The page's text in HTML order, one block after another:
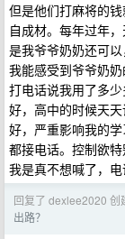
但是他们打麻将的
自成材。每年过年
是我爷爷奶奶还可
我能感受到爷爷奶
打电话说我用了多
好，高中的时候天
好，严重影响我的
都接电话。控制欲
我是真不想喊了，电
回复了 dexlee2020 创
出路？